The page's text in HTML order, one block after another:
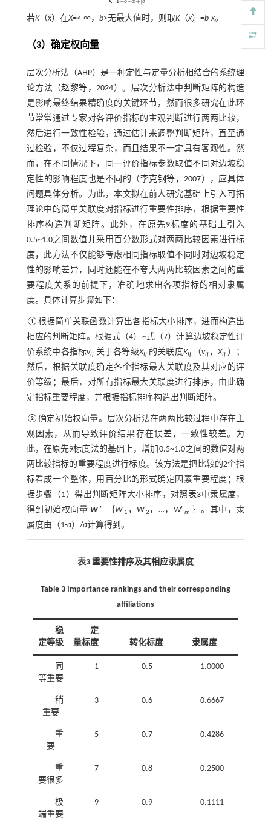
若K（x）在X=<-∞， b>无最大值时，则取K（x）=b-x。
（3）确定权向量
层次分析法（AHP）是一种定性与定量分析相结合的系统理
论方法（赵黎等，2024）。层次分析法中判断矩阵的构造
是影响最终结果精确度的关键环节，然而很多研究在此环
节常常通过专家对各评价指标的主观判断进行两两比较，
然后进行一致性检验，通过估计来调整判断矩阵，直至通
过检验，不仅过程复杂，而且结果不一定具有客观性。然
而，在不同情况下，同一评价指标参数取值不同对边坡稳
定性的影响程度也是不同的（李克钢等，2007），应具体
问题具体分析。为此，本文拟在前人研究基础上引入可拓
理论中的简单关联度对指标进行重要性排序，根据重要性
排序构造判断矩阵。此外，在原先9标度的基础上引入
0.5~1.0之间数值并采用百分数形式对两两比较因素进行标
度，此方法不仅能够考虑相同指标取值不同时对边坡稳定
性的影响差异，同时还能在不夸大两两比较因素之间的重
要程度关系的前提下，准确地求出各项指标的相对隶属
度。具体计算步骤如下：
①根据简单关联函数计算出各指标大小排序，进而构造出
相应的判断矩阵。根据式（4）~式（7）计算边坡稳定性评
价系统中各指标vij 关于各等级Xij的关联度Kij（vij ，Xij）；
然后，根据关联度确定各个指标最大关联度及其对应的评
价等级；最后，对所有指标最大关联度进行排序，由此确
定指标重要程度，并根据指标排序构造出判断矩阵。
②确定初始权向量。层次分析法在两两比较过程中存在主
观因素，从而导致评价结果存在误差，一致性较差。为
此，在原先9标度法的基础上，增加0.5~1.0之间的数值对两
两比较指标的重要程度进行标度。该方法是把比较的2个指
标看成一个整体，用百分比的形式确定因素重要程度；根
据步骤（1）得出判断矩阵大小排序，对照表3中隶属度，
得到初始权向量 W′=｛W'1 ， W'2 ，…， W'm ｝。其中，隶
属度由（1-a）/a计算得到。
表3 重要性排序及其相应隶属度
Table 3 Importance rankings and their corresponding
affiliations
稳
定等级
定
量标度
转化标度 隶属度
同
等重要
1 0.5 1.0000
稍
重要
3 0.6 0.6667
重
要
5 0.7 0.4286
重
要很多
7 0.8 0.2500
极
端重要
9 0.9 0.1111